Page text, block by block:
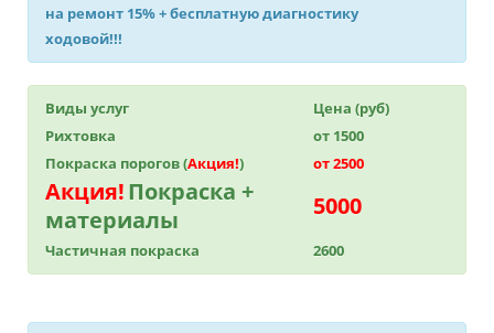
на ремонт 15%+ бесплатную диагностику
ходовой!!!
Виды услуг
Цена (руб)
Рихтовка
от 1500
Покраска порогов (Акция!) от 2500
Акция!Покраска +
материалы
5000
Частичная покраска 2600